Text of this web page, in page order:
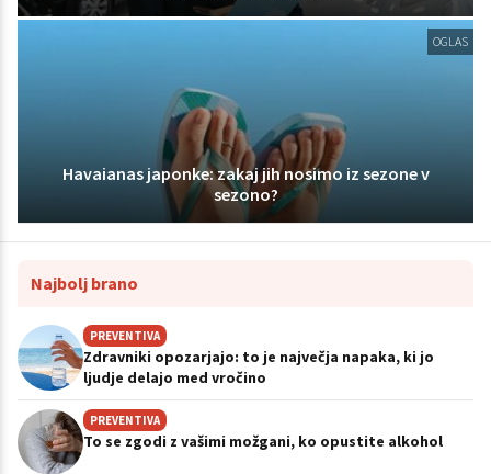
OGLAS
Havaianas japonke: zakaj jih nosimo iz sezone v
sezono?
Najbolj brano
PREVENTIVA
Zdravniki opozarjajo: to je največja napaka, ki jo
ljudje delajo med vročino
PREVENTIVA
To se zgodi z vašimi možgani, ko opustite alkohol